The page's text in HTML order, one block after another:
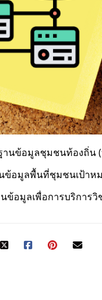
านข้อมูลชุมชนท้องถิ่น
ข้อมูลพื้นที่ชุมชนเป้าห
ข้อมูลเพื่อการบริการวิ